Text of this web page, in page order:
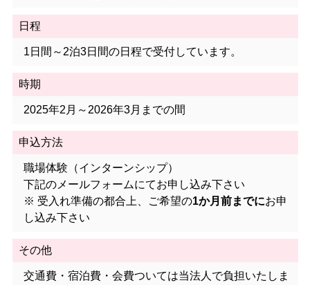
資格試験・研修
採用実績
法人MENU
法人TOP
施設一覧
日程
1日間～2泊3日間の日程で受付しています。
時期
2025年2月～2026年3月までの間
申込方法
職場体験（インターンシップ）
下記のメールフォームにてお申し込み下さい
※ 受入れ準備の都合上、ご希望の1か月前までにお申
し込み下さい
その他
交通費・宿泊費・会費ついては当法人で負担いたしま